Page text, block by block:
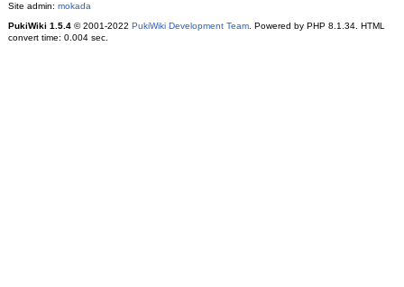
Site admin: mokada
PukiWiki 1.5.4© 2001-2022 PukiWiki Development Team. Powered by PHP 8.1.34. HTML
convert time: 0.004 sec.